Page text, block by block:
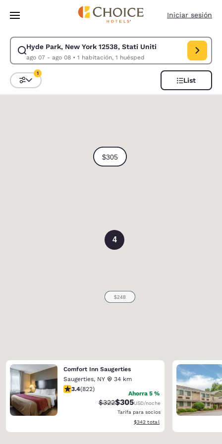
Pasar A Contenido Principal
Iniciar sesión
Hyde Park, New York 12538, Stati Uniti
ago 07 - ago 08• 1 habitación, 1 huésped
Modificar la búsqueda de Hyde Park, New York 12538, Stati Uniti.
Ordenar y filtrar
1
List
4
Comfort Inn Saugerties
Saugerties, NY
34 km
calificación de 3.44 estrellas. Bueno. 822 reseñas
3.4(822)
Ahorra 5 %
Precio tachado:
$322Precio con descuento:
$305USD/noche
Tarifa para socios
Ver detalles del total estimado
$342 total